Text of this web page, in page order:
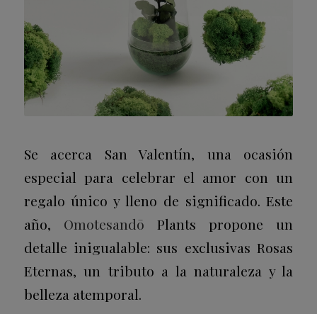
Se acerca San Valentín, una ocasión
especial para celebrar el amor con un
regalo único y lleno de significado. Este
año, Omotesandō Plants propone un
detalle inigualable: sus exclusivas Rosas
Eternas, un tributo a la naturaleza y la
belleza atemporal.